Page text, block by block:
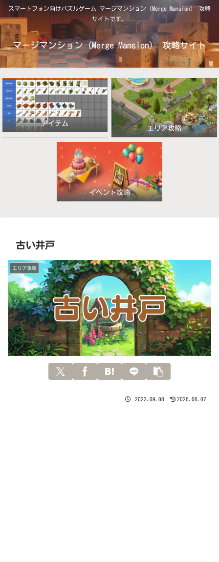
スマートフォン向けパズルゲーム マージマンション（Merge Mansion） 攻略
サイトです。
マージマンション（Merge Mansion） 攻略サイト
アイテム
エリア攻略
イベント攻略
古い井戸
エリア攻略
2022.09.08 2026.06.07